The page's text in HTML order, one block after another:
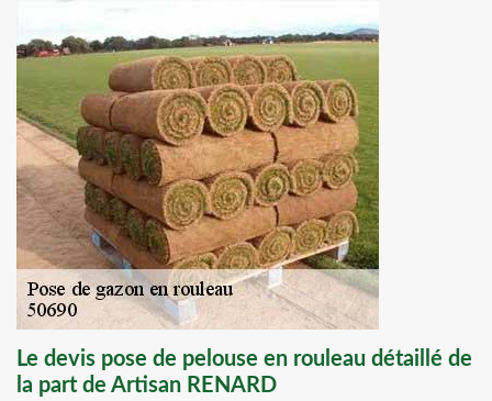
Le devis pose de pelouse en rouleau détaillé de
la part de Artisan RENARD